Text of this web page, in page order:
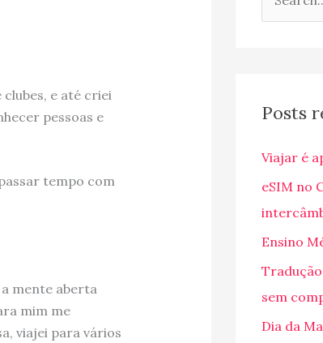
e até criei
pessoas e
tempo com
mente aberta
mim me
viajei para vários
u
s
a
r
p
o
Posts
Viajar é
eSIM no
Ensino
sem
Dia da